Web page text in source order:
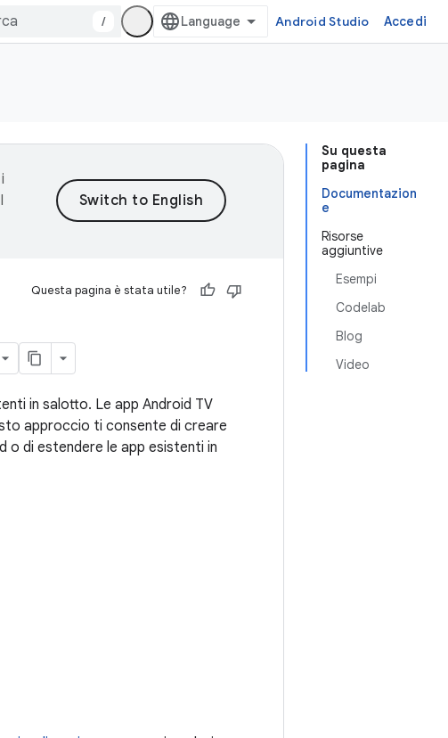
/ Android Studio Accedi
Su questa
pagina
Documentazion
e
Risorse
aggiuntive
Esempi
Codelab
Blog
Video
Questa pagina è stata utile?
in salotto. Le app Android TV
approccio ti consente di creare
o di estendere le app esistenti in